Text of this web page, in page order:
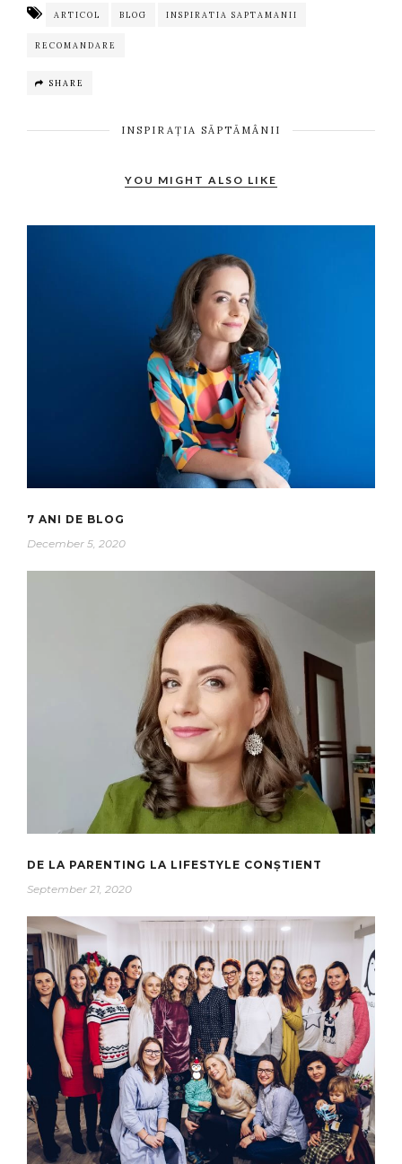
ARTICOL BLOG INSPIRATIA SAPTAMANII
RECOMANDARE
SHARE
INSPIRAȚIA SĂPTĂMÂNII
YOU MIGHT ALSO LIKE
7 ANI DE BLOG
December 5, 2020
DE LA PARENTING LA LIFESTYLE CONȘTIENT
September 21, 2020